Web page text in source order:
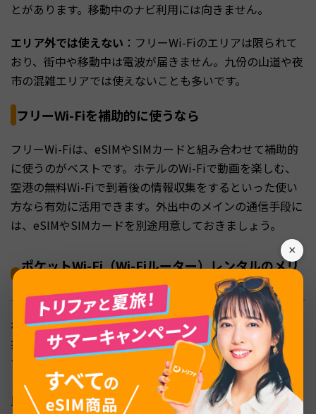
×
とがあります。移動中のナビ利用には向きません。
エリア外では使えない ：フリーWi-Fiのエリアは限られて
おり、街中や移動中は電波が届きません。九份の山道や夜
市の混雑エリアでは使えないことも多いです。
フリーWi-Fiを補助的に使うなら
フリーWi-Fiは、eSIMやSIMカードと組み合わせて補助的
に使うのがベストです。ホテルのWi-Fiで動画を楽しむ、
空港の無料Wi-Fiで到着後の情報収集をするといった使い
方なら有効に活用できます。外出中のメインの通信手段に
は、eSIMやSIMカードを別途用意しておきましょう。
ポケットWi-Fi（Wi-Fiルーター）レンタルのメリ
ット・デメリット
ポケットWi-Fiは、日本でレンタルしたルーターを台湾に
持参し、複数のデバイスをWi-Fiに接続して使う方法で
す。スマートフォンだけでなくタブレットやノートパソコ
ンでも使えるのが特徴です。一方で、eSIMやSIMカードと
比べて割高になりやすく、返却の手間もかかります。